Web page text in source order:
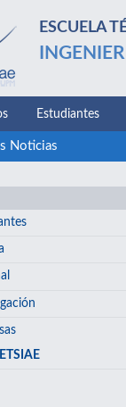
ESCUELA
Estudiantes
Noticias